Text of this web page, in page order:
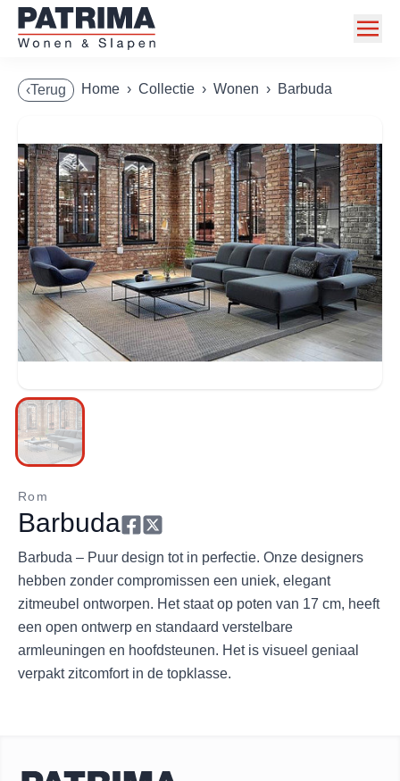
Toonzaalmodellen
Acties
Merken
Info
Contact
‹Terug Home › Collectie › Wonen › Barbuda
Rom
Barbuda
Barbuda – Puur design tot in perfectie. Onze designers
hebben zonder compromissen een uniek, elegant
zitmeubel ontworpen. Het staat op poten van 17 cm, heeft
een open ontwerp en standaard verstelbare
armleuningen en hoofdsteunen. Het is visueel geniaal
verpakt zitcomfort in de topklasse.